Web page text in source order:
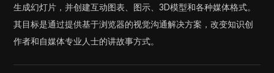
生成幻灯片，并创建互动图表、图示、3D模型和各种媒体格式。
其目标是通过提供基于浏览器的视觉沟通解决方案，改变知识创
作者和自媒体专业人士的讲故事方式。